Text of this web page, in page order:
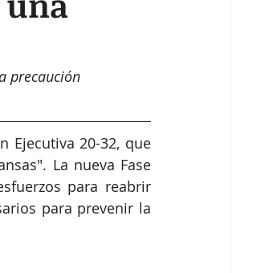
precaución
Ejecutiva 20-32, que
La nueva Fase
para reabrir
para prevenir la